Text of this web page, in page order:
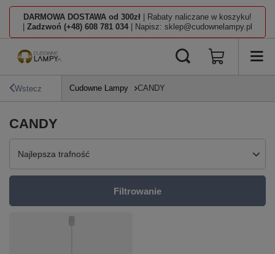
DARMOWA DOSTAWA od 300zł | Rabaty naliczane w koszyku!
Zadzwoń (+48) 608 781 034 | Napisz: sklep@cudownelampy.pl
Wstecz Cudowne Lampy CANDY
CANDY
Zmień sortowanie
Najlepsza trafność
Filtrowanie